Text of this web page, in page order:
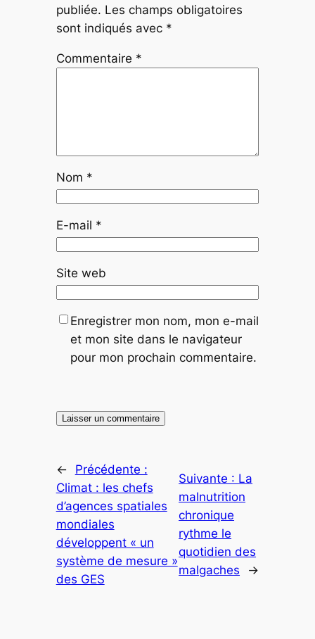
publiée. Les champs obligatoires
sont indiqués avec *
Commentaire *
Nom *
E-mail *
Site web
Enregistrer mon nom, mon e-mail
et mon site dans le navigateur
pour mon prochain commentaire.
←
Précédente :
Climat : les chefs
d’agences spatiales
mondiales
développent « un
système de mesure »
des GES
Suivante : La
malnutrition
chronique
rythme le
quotidien des
malgaches
→